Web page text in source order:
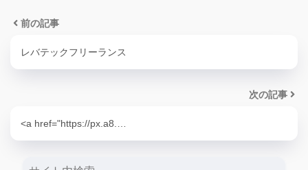
前の記事
レバテックフリーランス
次の記事
<a href="https://px.a8.…